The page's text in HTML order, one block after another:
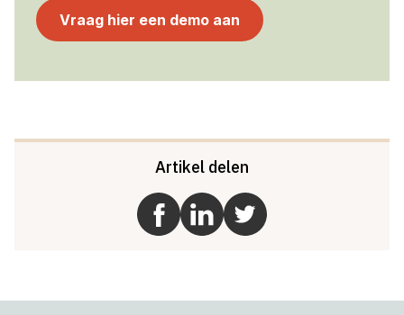
Vraag hier een demo aan
Artikel delen